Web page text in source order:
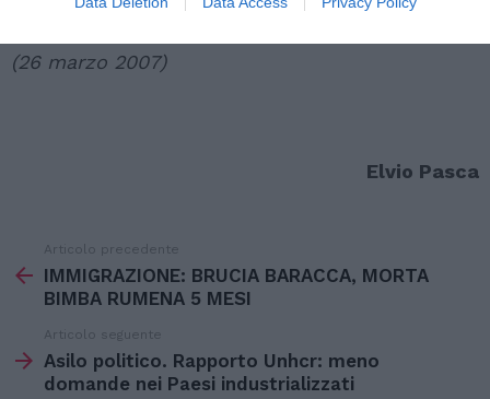
l.r. 3 marzo 2006, n° 6. Circolare esplicativa
(26 marzo 2007)
Elvio Pasca
di
Articolo precedente
IMMIGRAZIONE: BRUCIA BARACCA, MORTA
BIMBA RUMENA 5 MESI
Articolo seguente
Asilo politico. Rapporto Unhcr: meno
domande nei Paesi industrializzati